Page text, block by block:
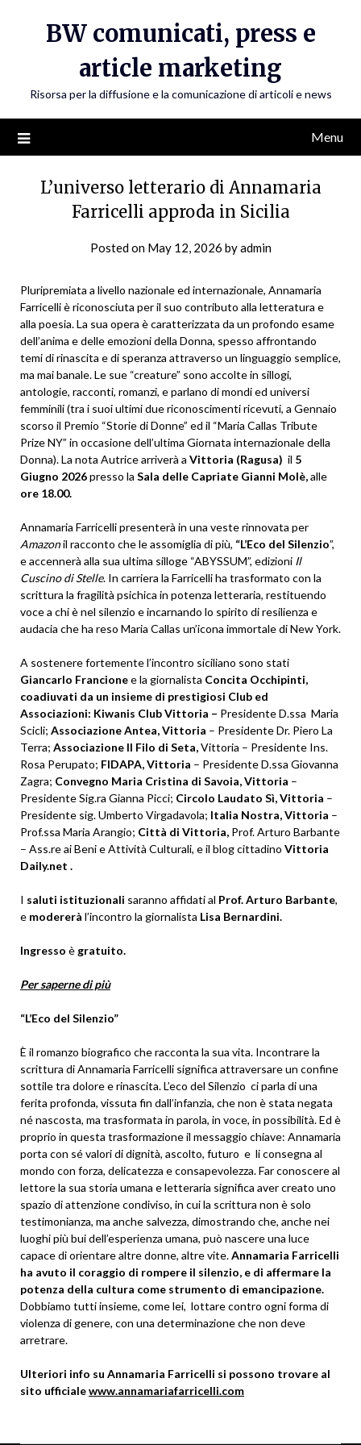
BW comunicati, press e
article marketing
Risorsa per la diffusione e la comunicazione di articoli e news
Menu
L’universo letterario di Annamaria
Farricelli approda in Sicilia
Posted on May 12, 2026 byadmin
Pluripremiata a livello nazionale ed internazionale, Annamaria
Farricelli è riconosciuta per il suo contributo alla letteratura e
alla poesia. La sua opera è caratterizzata da un profondo esame
dell’anima e delle emozioni della Donna, spesso affrontando
temi di rinascita e di speranza attraverso un linguaggio semplice,
ma mai banale. Le sue “creature” sono accolte in sillogi,
antologie, racconti, romanzi, e parlano di mondi ed universi
femminili (tra i suoi ultimi due riconoscimenti ricevuti, a Gennaio
scorso il Premio “Storie di Donne” ed il “Maria Callas Tribute
Prize NY” in occasione dell’ultima Giornata internazionale della
Donna). La nota Autrice arriverà a Vittoria (Ragusa) il 5
Giugno 2026presso la Sala delle Capriate Gianni Molè,alle
ore 18.00.
Annamaria Farricelli presenterà in una veste rinnovata per
Amazonil racconto che le assomiglia di più, “L’Eco del Silenzio”,
e accennerà alla sua ultima silloge “ABYSSUM”, edizioni Il
Cuscino di Stelle. In carriera la Farricelli ha trasformato con la
scrittura la fragilità psichica in potenza letteraria, restituendo
voce a chi è nel silenzio e incarnando lo spirito di resilienza e
audacia che ha reso Maria Callas un’icona immortale di New York.
A sostenere fortemente l’incontro siciliano sono stati
Giancarlo Francionee la giornalista Concita Occhipinti,
coadiuvati da un insieme di prestigiosi Club ed
Associazioni: Kiwanis Club Vittoria – Presidente D.ssa Maria
Scicli; Associazione Antea, Vittoria – Presidente Dr. Piero La
Terra; Associazione Il Filo di Seta,Vittoria – Presidente Ins.
Rosa Perupato; FIDAPA, Vittoria – Presidente D.ssa Giovanna
Zagra; Convegno Maria Cristina di Savoia, Vittoria –
Presidente Sig.ra Gianna Picci; Circolo Laudato Sì, Vittoria –
Presidente sig. Umberto Virgadavola; Italia Nostra, Vittoria –
Prof.ssa Maria Arangio; Città di Vittoria, Prof. Arturo Barbante
– Ass.re ai Beni e Attività Culturali, e il blog cittadino Vittoria
Daily.net .
I saluti istituzionali saranno affidati al Prof. Arturo Barbante,
e modererà l’incontro la giornalista Lisa Bernardini.
Ingresso è gratuito.
Per saperne di più
“L’Eco del Silenzio”
È il romanzo biografico che racconta la sua vita. Incontrare la
scrittura di Annamaria Farricelli significa attraversare un confine
sottile tra dolore e rinascita. L’eco del Silenzio ci parla di una
ferita profonda, vissuta fin dall’infanzia, che non è stata negata
né nascosta, ma trasformata in parola, in voce, in possibilità. Ed è
proprio in questa trasformazione il messaggio chiave: Annamaria
porta con sé valori di dignità, ascolto, futuro e li consegna al
mondo con forza, delicatezza e consapevolezza. Far conoscere al
lettore la sua storia umana e letteraria significa aver creato uno
spazio di attenzione condiviso, in cui la scrittura non è solo
testimonianza, ma anche salvezza, dimostrando che, anche nei
luoghi più bui dell’esperienza umana, può nascere una luce
capace di orientare altre donne, altre vite.Annamaria Farricelli
ha avuto il coraggio di rompere il silenzio, e di affermare la
potenza della cultura come strumento di emancipazione.
Dobbiamo tutti insieme, come lei, lottare contro ogni forma di
violenza di genere, con una determinazione che non deve
arretrare.
Ulteriori info su Annamaria Farricelli si possono trovare al
sito ufficialewww.annamariafarricelli.com